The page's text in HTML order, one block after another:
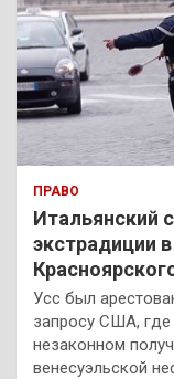
ПРАВО
Итальянский
экстрадиции
Усс был
запросу США, где
незаконном
венесуэльской